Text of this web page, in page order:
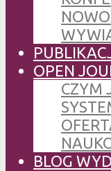
OPEN
CZYM
BLOG